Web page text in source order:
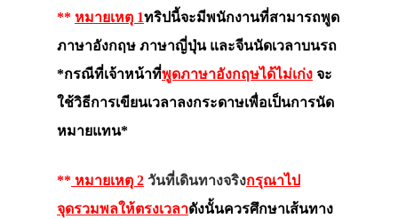
** หมายเหตุ 1ทริปนี้จะมีพนักงานที่สามารถพูด
ภาษาอังกฤษ ภาษาญี่ปุ่น และจีนนัดเวลาบนรถ
*กรณีที่เจ้าหน้าที่พูดภาษาอังกฤษได้ไม่เก่ง จะ
ใช้วิธีการเขียนเวลาลงกระดาษเพื่อเป็นการนัด
หมายแทน*
** หมายเหตุ 2 วันที่เดินทางจริงกรุณาไป
จุดรวมพลให้ตรงเวลาดังนั้นควรศึกษาเส้นทาง